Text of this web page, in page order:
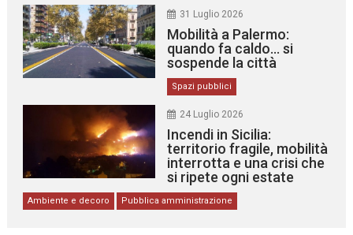
31 Luglio 2026
Mobilità a Palermo:
quando fa caldo… si
sospende la città
Spazi pubblici
24 Luglio 2026
Incendi in Sicilia:
territorio fragile, mobilità
interrotta e una crisi che
si ripete ogni estate
Ambiente e decoro Pubblica amministrazione